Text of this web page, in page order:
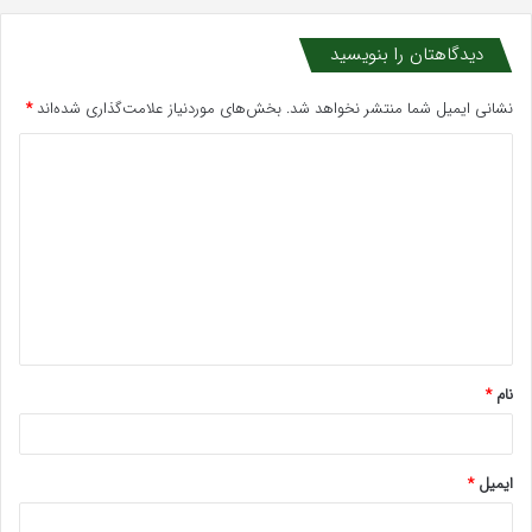
دیدگاهتان را بنویسید
نشانی ایمیل شما منتشر نخواهد شد. بخش‌های موردنیاز علامت‌گذاری شده‌اند*
*
نام*
ایمیل*